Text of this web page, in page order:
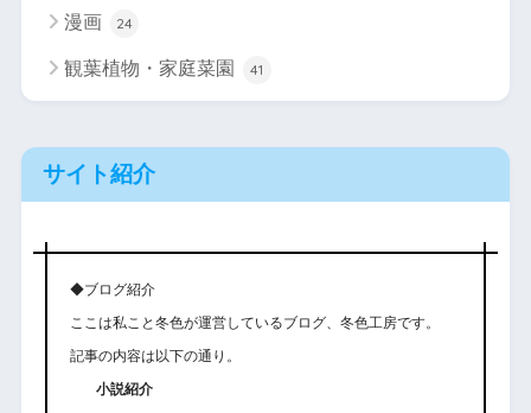
漫画 24
観葉植物・家庭菜園 41
サイト紹介
◆ブログ紹介
ここは私こと冬色が運営しているブログ、冬色工房です。
記事の内容は以下の通り。
小説紹介